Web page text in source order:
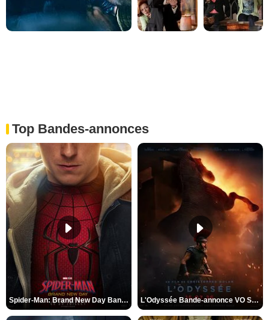
Top Bandes-annonces
Spider-Man: Brand New Day Bande-annonce VO STFR L'Odyssée Bande-annonce VO STFR